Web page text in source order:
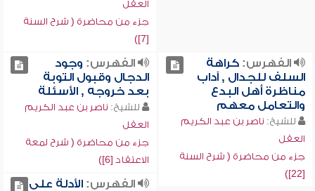
العقل
جزء من محاضرة ( شرح السنة
[7])
الفهرس:كراهة
السلف للجدال , آداب
مناظرة أهل البدع
والتعامل معهم
للشيخ: ناصر بن عبد الكريم
العقل
جزء من محاضرة ( شرح السنة
[22])
الفهرس: وجود
الدجال وقبول التوبة
بعد خروجه , الأسئلة
للشيخ: ناصر بن عبد الكريم
العقل
جزء من محاضرة ( شرح لمعة
الاعتقاد [6])
الفهرس:الأدلة على